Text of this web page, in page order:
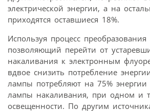
электрической энергии, а на
приходятся оставшиеся 18%.
Используя процесс преобразования
позволяющий перейти от
накаливания к электронным
вдвое снизить потребление
лампы потребляют на 75%
лампы накаливания, при одном и
освещенности. По другим